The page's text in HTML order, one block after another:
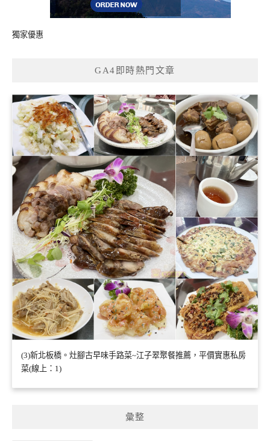
獨家優惠
GA4即時熱門文章
(3)新北板橋。灶腳古早味手路菜~江子翠聚餐推薦，平價實惠私房
菜(線上：1)
彙整